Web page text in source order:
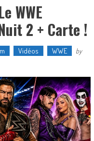
WWE
2 + Carte !
Vidéos WWE
by